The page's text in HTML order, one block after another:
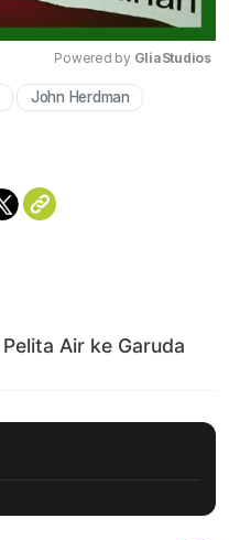
Mute
Powered by GliaStudios
John Herdman